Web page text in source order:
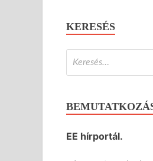
KERESÉS
EE hírportál.